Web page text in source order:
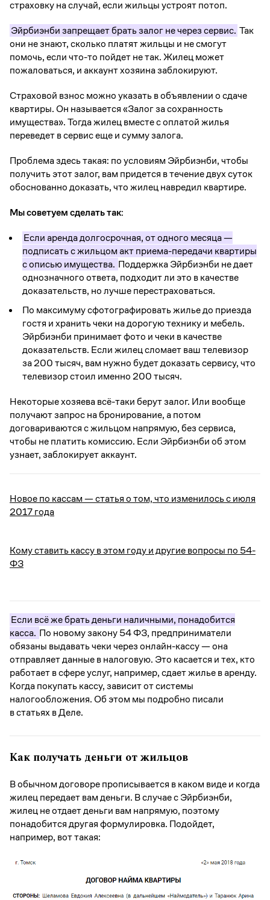
страховку на случай, если жильцы устроят потоп.
Эйрбиэнби запрещает брать залог не через сервис. Так
они не знают, сколько платят жильцы и не смогут
помочь, если что-то пойдет не так. Жилец может
пожаловаться, и аккаунт хозяина заблокируют.
Страховой взнос можно указать в объявлении о сдаче
квартиры. Он называется «Залог за сохранность
имущества». Тогда жилец вместе с оплатой жилья
переведет в сервис еще и сумму залога.
Проблема здесь такая: по условиям Эйрбиэнби, чтобы
получить этот залог, вам придется в течение двух суток
обоснованно доказать, что жилец навредил квартире.
Мы советуем сделать так:
Если аренда долгосрочная, от одного месяца —
подписать с жильцом акт приема-передачи квартиры
с описью имущества. Поддержка Эйрбиэнби не дает
однозначного ответа, подходит ли это в качестве
доказательств, но лучше перестраховаться.
По максимуму сфотографировать жилье до приезда
гостя и хранить чеки на дорогую технику и мебель.
Эйрбиэнби принимает фото и чеки в качестве
доказательств. Если жилец сломает ваш телевизор
за 200 тысяч, вам нужно будет доказать сервису, что
телевизор стоил именно 200 тысяч.
Некоторые хозяева всё-таки берут залог. Или вообще
получают запрос на бронирование, а потом
договариваются с жильцом напрямую, без сервиса,
чтобы не платить комиссию. Если Эйрбиэнби об этом
узнает, заблокирует аккаунт.
Новое по кассам — статья о том, что изменилось с июля
2017 года
Кому ставить кассу в этом году и другие вопросы по 54-
ФЗ
Если всё же брать деньги наличными, понадобится
касса. По новому закону 54 ФЗ, предприниматели
обязаны выдавать чеки через онлайн-кассу — она
отправляет данные в налоговую. Это касается и тех, кто
работает в сфере услуг, например, сдает жилье в аренду.
Когда покупать кассу, зависит от системы
налогообложения. Об этом мы подробно писали
в статьях в Деле.
Как получать деньги от жильцов
В обычном договоре прописывается в каком виде и когда
жилец передает вам деньги. В случае с Эйрбиэнби,
жилец не отдает деньги вам напрямую, поэтому
понадобится другая формулировка. Подойдет,
например, вот такая: